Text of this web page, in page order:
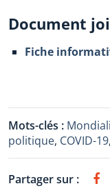
Document
Fiche
Mots-clés :
politique, COVID-19,
Partager sur :